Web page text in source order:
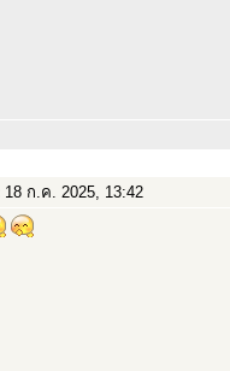
18 ก.ค. 2025, 13:42